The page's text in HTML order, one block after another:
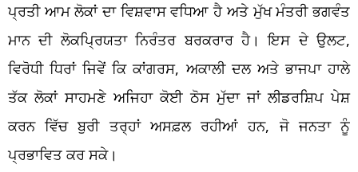
ਪ੍ਰਤੀ ਆਮ ਲੋਕਾਂ ਦਾ ਵਿਸ਼ਵਾਸ ਵਧਿਆ ਹੈ ਅਤੇ ਮੁੱਖ ਮੰਤਰੀ ਭਗਵੰਤ
ਮਾਨ ਦੀ ਲੋਕਪ੍ਰਿਯਤਾ ਨਿਰੰਤਰ ਬਰਕਰਾਰ ਹੈ। ਇਸ ਦੇ ਉਲਟ,
ਵਿਰੋਧੀ ਧਿਰਾਂ ਜਿਵੇਂ ਕਿ ਕਾਂਗਰਸ, ਅਕਾਲੀ ਦਲ ਅਤੇ ਭਾਜਪਾ ਹਾਲੇ
ਤੱਕ ਲੋਕਾਂ ਸਾਹਮਣੇ ਅਜਿਹਾ ਕੋਈ ਠੋਸ ਮੁੱਦਾ ਜਾਂ ਲੀਡਰਸ਼ਿਪ ਪੇਸ਼
ਕਰਨ ਵਿੱਚ ਬੁਰੀ ਤਰ੍ਹਾਂ ਅਸਫ਼ਲ ਰਹੀਆਂ ਹਨ, ਜੋ ਜਨਤਾ ਨੂੰ
ਪ੍ਰਭਾਵਿਤ ਕਰ ਸਕੇ।